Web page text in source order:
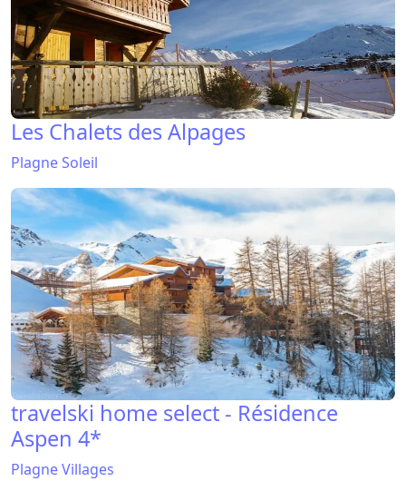
Les Chalets des Alpages
Plagne Soleil
travelski home select - Résidence
Aspen 4*
Plagne Villages